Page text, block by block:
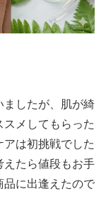
ましたが、肌が綺
メしてもらった
は初挑戦でした
えたら値段もお手
品に出逢えたので